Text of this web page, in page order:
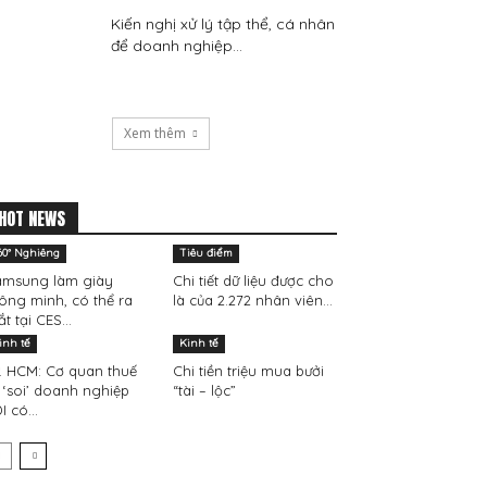
Kiến nghị xử lý tập thể, cá nhân
để doanh nghiệp...
Xem thêm
HOT NEWS
Nghiêng
làm giày
minh, có thể ra
tại CES...
Tiêu điểm
Chi tiết dữ liệu được cho
là của 2.272 nhân viên...
tế
HCM: Cơ quan thuế
‘soi’ doanh nghiệp
có...
Kinh tế
Chi tiền triệu mua bưởi
“tài – lộc”